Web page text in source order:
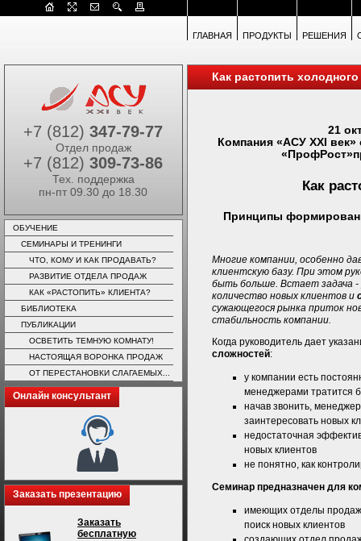
ГЛАВНАЯ ПРОДУКТЫ РЕШЕНИЯ
+7 (812)347-79-77
Отдел продаж
+7 (812)309-73-86
Тех. поддержка
пн-пт 09.30 до 18.30
ОБУЧЕНИЕ
СЕМИНАРЫ И ТРЕНИНГИ
ЧТО, КОМУ И КАК ПРОДАВАТЬ?
РАЗВИТИЕ ОТДЕЛА ПРОДАЖ
КАК «РАСТОПИТЬ» КЛИЕНТА?
БИБЛИОТЕКА
ПУБЛИКАЦИИ
ОСВЕТИТЬ ТЕМНУЮ КОМНАТУ!
НАСТОЯЩАЯ ВОРОНКА ПРОДАЖ
ОТ ПЕРЕСТАНОВКИ СЛАГАЕМЫХ...
Онлайн консультант
Заказать презентацию
Заказать
бесплатную
Как растопить холодного
21
Компания «АСУ XXI век»
Как
Принципы
Многие компании, особенно
клиентскую базу. При этом
быть больше. Встает задача -
количество новых клиентов и
сужающегося рынка приток
стабильность компании.
Когда руководитель дает
сложностей:
у компании есть
менеджерами тратится
начав звонить,
заинтересовать новых
недостаточная
новых клиентов
не понятно, как
Семинар предназначен для
имеющих отделы
поиск новых клиентов